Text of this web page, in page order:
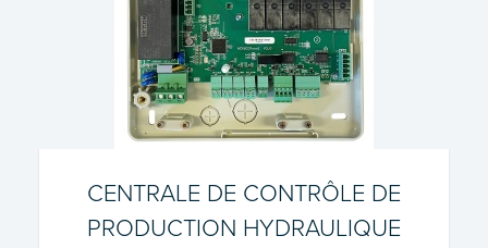
CENTRALE DE CONTRÔLE DE
PRODUCTION HYDRAULIQUE